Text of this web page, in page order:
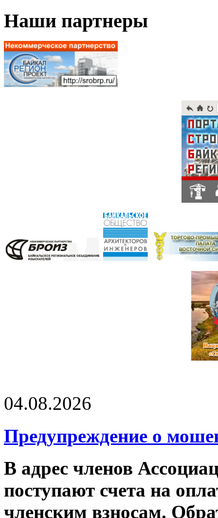
Наши партнеры
04.08.2026
Предупреждение о
В адрес членов
поступают счета на
членским взносам.